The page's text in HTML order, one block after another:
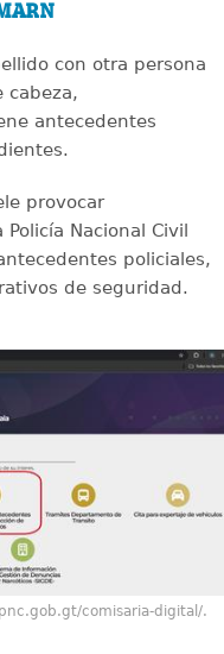
con otra persona
cabeza,
antecedentes
provocar
Nacional Civil
policiales,
de seguridad.
comisaria-digital/.